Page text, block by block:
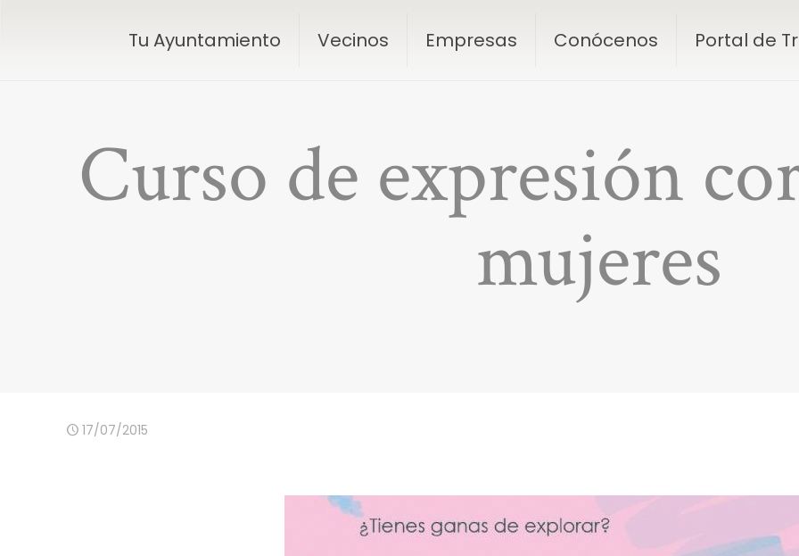
Tu Ayuntamiento Vecinos Empresas Conócenos Portal de
Curso de expresión
mujeres
17/07/2015